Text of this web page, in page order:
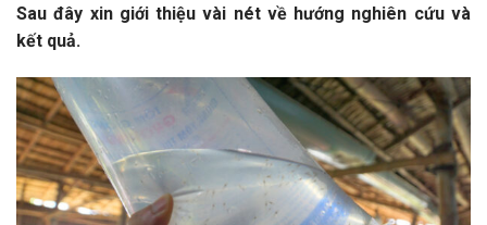
Sau đây xin giới thiệu vài nét về hướng nghiên cứu và
kết quả.